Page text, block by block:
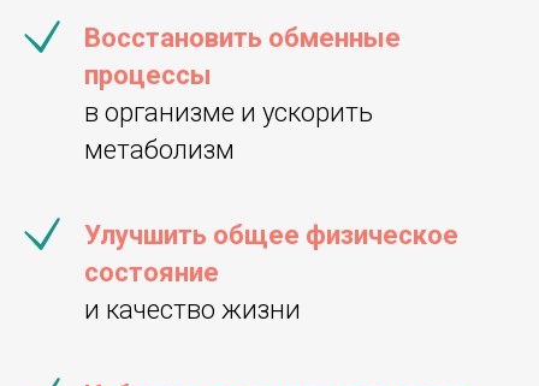
Восстановить обменные
процессы
в организме и ускорить
метаболизм
Улучшить общее физическое
состояние
и качество жизни